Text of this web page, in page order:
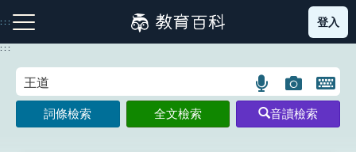
到
主
:::
注音索引圖示 筆畫索引圖示 部首索引表圖示
登入
:::
語
言
搜
圖
片
搜
開
鍵
詞條檢索 全文檢索 音讀檢索